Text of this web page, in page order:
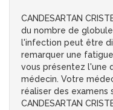
CANDESARTAN
du nombre de
l'infection peut être
remarquer une
vous présentez l'une
médecin. Votre
réaliser des examens
CANDESARTAN